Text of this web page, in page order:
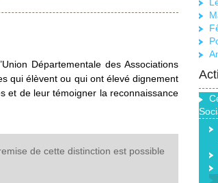
Départementale des Associations
qui élèvent ou qui ont élevé dignement
et de leur témoigner la reconnaissance
de cette distinction est possible